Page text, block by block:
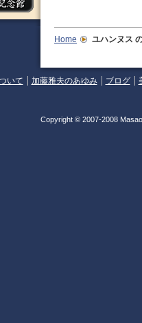
Home ユハンヌス
いて 加藤雅夫のあゆみ ブログ
Copyright © 2007-2008